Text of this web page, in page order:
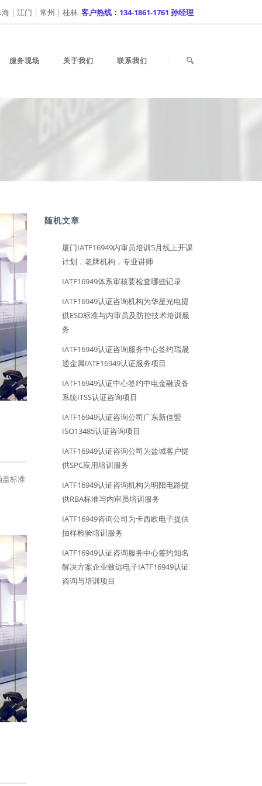
海 | 江门 | 常州 | 桂林 客户热线：134-1861-1761 孙经理
服务现场 关于我们 联系我们
盖标准
随机文章
厦门IATF16949内审员培训5月线上开课
计划，老牌机构，专业讲师
IATF16949体系审核要检查哪些记录
IATF16949认证咨询机构为华星光电提
供ESD标准与内审员及防控技术培训服
务
IATF16949认证咨询服务中心签约瑞晟
通金属IATF16949认证服务项目
IATF16949认证中心签约中电金融设备
系统ITSS认证咨询项目
IATF16949认证咨询公司广东新佳盟
ISO13485认证咨询项目
IATF16949认证咨询公司为盐城客户提
供SPC应用培训服务
IATF16949认证咨询机构为明阳电路提
供RBA标准与内审员培训服务
IATF16949咨询公司为卡西欧电子提供
抽样检验培训服务
IATF16949认证咨询服务中心签约知名
解决方案企业致远电子IATF16949认证
咨询与培训项目